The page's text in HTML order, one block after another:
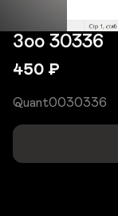
Зоо 30336
450 ₽
Quant0030336